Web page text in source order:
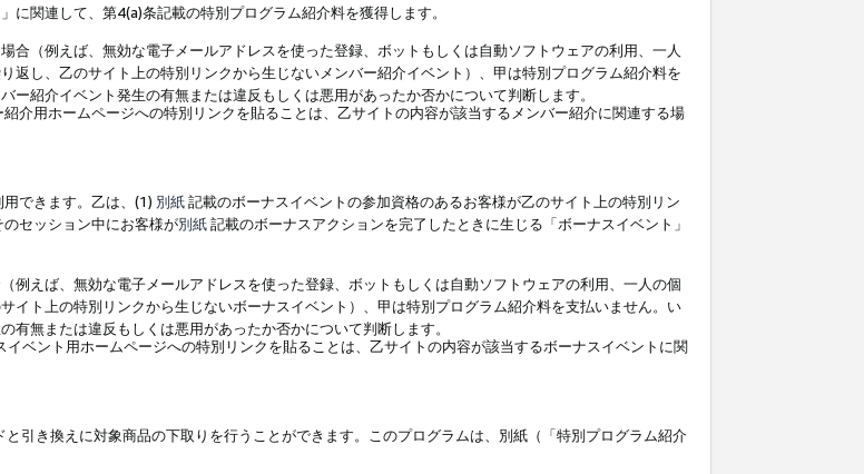
」に関連して、第4(a)条記載の特別プログラム紹介料を獲得します。
合（例えば、無効な電子メールアドレスを使った登録、ボットもしくは自動ソフトウェアの利用、一人
返し、乙のサイト上の特別リンクから生じないメンバー紹介イベント）、甲は特別プログラム紹介料を
紹介イベント発生の有無または違反もしくは悪用があったか否かについて判断します。
介用ホームページへの特別リンクを貼ることは、乙サイトの内容が該当するメンバー紹介に関連する場
できます。乙は、(1) 別紙記載のボーナスイベントの参加資格のあるお客様が乙のサイト上の特別リン
セッション中にお客様が別紙記載のボーナスアクションを完了したときに生じる「ボーナスイベント」
例えば、無効な電子メールアドレスを使った登録、ボットもしくは自動ソフトウェアの利用、一人の個
イト上の特別リンクから生じないボーナスイベント）、甲は特別プログラム紹介料を支払いません。い
無または違反もしくは悪用があったか否かについて判断します。
イベント用ホームページへの特別リンクを貼ることは、乙サイトの内容が該当するボーナスイベントに関
引き換えに対象商品の下取りを行うことができます。このプログラムは、別紙（「特別プログラム紹介